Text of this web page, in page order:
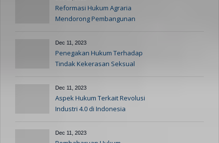
Reformasi Hukum Agraria
Mendorong Pembangunan
Dec 11, 2023
Penegakan Hukum Terhadap
Tindak Kekerasan Seksual
Dec 11, 2023
Aspek Hukum Terkait Revolusi
Industri 4.0 di Indonesia
Dec 11, 2023